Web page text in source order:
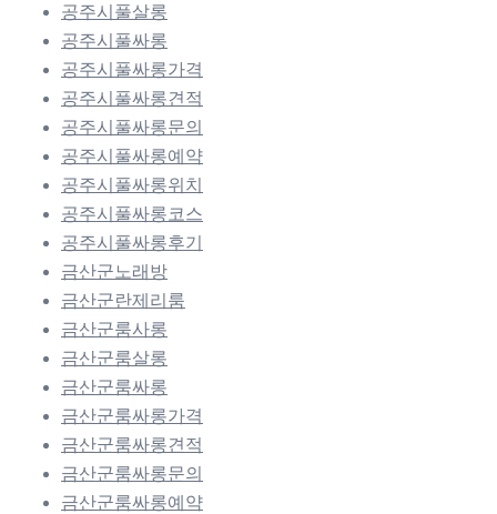
공주시풀살롱
공주시풀싸롱
공주시풀싸롱가격
공주시풀싸롱견적
공주시풀싸롱문의
공주시풀싸롱예약
공주시풀싸롱위치
공주시풀싸롱코스
공주시풀싸롱후기
금산군노래방
금산군란제리룸
금산군룸사롱
금산군룸살롱
금산군룸싸롱
금산군룸싸롱가격
금산군룸싸롱견적
금산군룸싸롱문의
금산군룸싸롱예약